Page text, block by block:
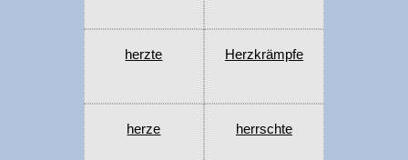
herzte Herzkrämpfe
herze herrschte